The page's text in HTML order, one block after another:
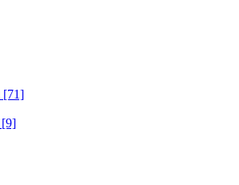
[71]
[9]